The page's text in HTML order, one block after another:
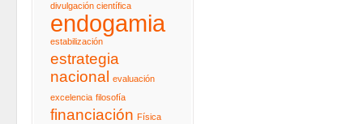
divulgación científica
endogamia
estabilización
estrategia
nacional
evaluación
excelencia filosofía
financiación Física